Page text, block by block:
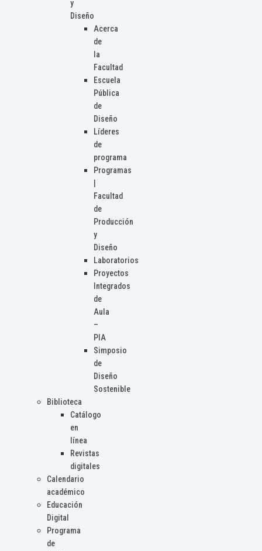
y
Diseño
Acerca
de
la
Facultad
Escuela
Pública
de
Diseño
Líderes
de
programa
Programas
Facultad
de
Producción
y
Diseño
Laboratorios
Proyectos
Integrados
de
Aula
–
PIA
Simposio
de
Diseño
Sostenible
Biblioteca
Catálogo
en
línea
Revistas
digitales
Calendario
académico
Educación
Digital
Programa
de